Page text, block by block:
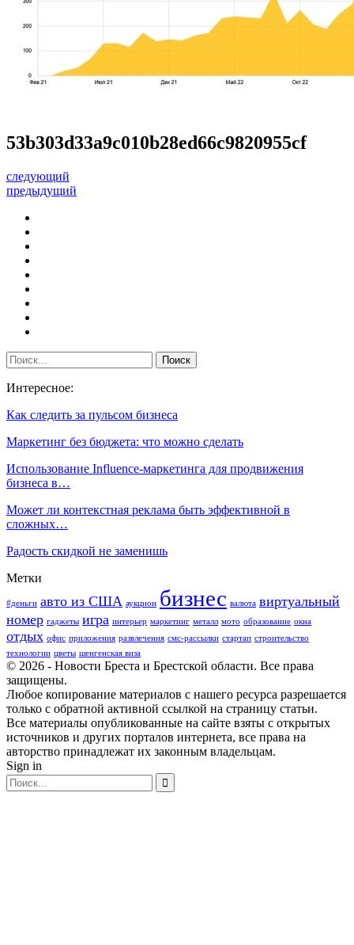
53b303d33a9c010b28ed66c9820955cf
следующий
предыдущий
Интересное:
Как следить за пульсом бизнеса
Маркетинг без бюджета: что можно сделать
Использование Influence-маркетинга для продвижения
бизнеса в…
Может ли контекстная реклама быть эффективной в
сложных…
Радость скидкой не заменишь
Метки
#деньги авто из США аукцион бизнес валюта виртуальный
номер гаджеты игра интерьер маркетинг металл мото образование окна
отдых офис приложения развлечения смс-рассылки стартап строительство
технологии цветы шенгенская виза
© 2026 - Новости Бреста и Брестской области. Все права
защищены.
Любое копирование материалов с нашего ресурса разрешается
только с обратной активной ссылкой на страницу статьи.
Все материалы опубликованные на сайте взяты с открытых
источников и других порталов интернета, все права на
авторство принадлежат их законным владельцам.
Sign in